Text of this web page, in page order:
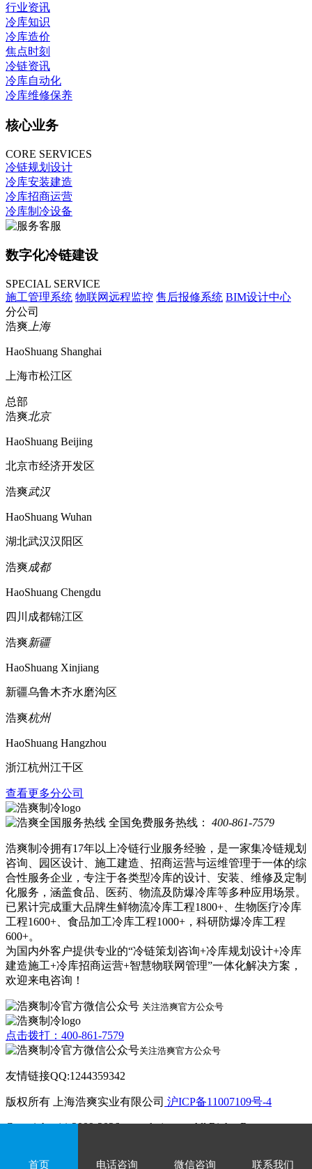
行业资讯
冷库知识
冷库造价
焦点时刻
冷链资讯
冷库自动化
冷库维修保养
核心业务
CORE SERVICES
冷链规划设计
冷库安装建造
冷库招商运营
冷库制冷设备
数字化冷链建设
SPECIAL SERVICE
施工管理系统 物联网远程监控 售后报修系统 BIM设计中心
分公司
浩爽 上海
HaoShuang Shanghai
上海市松江区
总部
浩爽北京
HaoShuang Beijing
北京市经济开发区
浩爽武汉
HaoShuang Wuhan
湖北武汉汉阳区
浩爽成都
HaoShuang Chengdu
四川成都锦江区
浩爽新疆
HaoShuang Xinjiang
新疆乌鲁木齐水磨沟区
浩爽杭州
HaoShuang Hangzhou
浙江杭州江干区
查看更多分公司
全国免费服务热线： 400-861-7579
浩爽制冷拥有17年以上冷链行业服务经验，是一家集冷链规划
咨询、园区设计、施工建造、招商运营与运维管理于一体的综
合性服务企业，专注于各类型冷库的设计、安装、维修及定制
化服务，涵盖食品、医药、物流及防爆冷库等多种应用场景。
已累计完成重大品牌生鲜物流冷库工程1800+、生物医疗冷库
工程1600+、食品加工冷库工程1000+，科研防爆冷库工程
600+。
为国内外客户提供专业的“冷链策划咨询+冷库规划设计+冷库
建造施工+冷库招商运营+智慧物联网管理”一体化解决方案，
欢迎来电咨询！
关注浩爽官方公众号
首页 电话咨询 微信咨询 联系我们
点击拨打：400-861-7579
关注浩爽官方公众号
友情链接QQ:1244359342
版权所有 上海浩爽实业有限公司 沪ICP备11007109号-4
Copyrights (c) 2009-2026 www.kvjv.com All Rights Reserve.